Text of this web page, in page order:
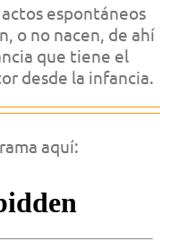
espontáneos
o no nacen, de ahí
que tiene el
desde la infancia.
aquí: